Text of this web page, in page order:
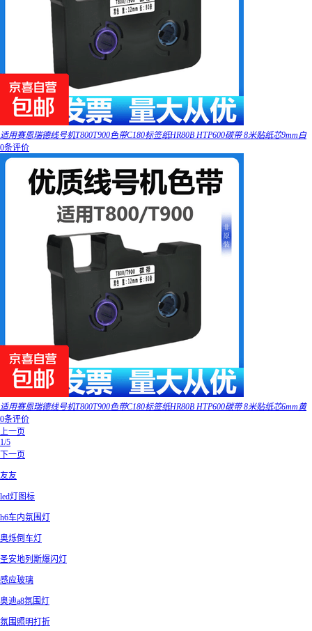
适用赛恩瑞德线号机T800T900色带C180标签纸HR80B HTP600碳带 8米贴纸芯9mm白
0条评价
适用赛恩瑞德线号机T800T900色带C180标签纸HR80B HTP600碳带 8米贴纸芯6mm黄
0条评价
上一页
1/5
下一页
友友
led灯图标
h6车内氛围灯
奥烁倒车灯
圣安地列斯爆闪灯
感应玻璃
奥迪a8氛围灯
氛围照明打折